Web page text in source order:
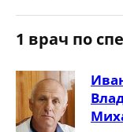
1 врач по